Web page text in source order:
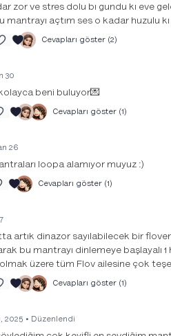
zor ve stres dolu bı gundu kı eve
açtım ses o kadar huzulu kı
Cevapları göster (2)
30
beni buluyor💌
Cevapları göster (1)
26
loopa alamıyor muyuz :)
Cevapları göster (1)
artık dinazor sayılabilecek bir
bu mantrayı dinlemeye başlayalı
üzere tüm Flov ailesine çok
Cevapları göster (1)
2025 • Düzenlendi